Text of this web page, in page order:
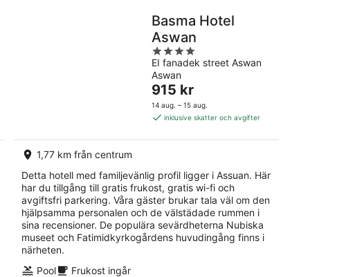
Basma Hotel
Aswan
4
out
of
5
EI fanadek street Aswan
Aswan
Priset
är
915 kr
natt
915 kr
14 aug. – 15 aug.
inklusive skatter och avgifter
1,77 km från centrum
Detta hotell med familjevänlig profil ligger i Assuan. Här
har du tillgång till gratis frukost, gratis wi-fi och
avgiftsfri parkering. Våra gäster brukar tala väl om den
hjälpsamma personalen och de välstädade rummen i
sina recensioner. De populära sevärdheterna Nubiska
museet och Fatimidkyrkogårdens huvudingång finns i
närheten.
Pool
Frukost ingår